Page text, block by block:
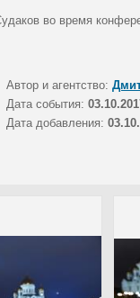
во время
Автор и агентство:
Дата события:
Дата добавления: